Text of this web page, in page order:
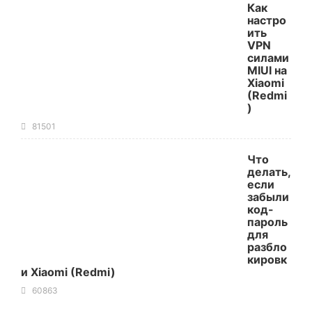
Как
настро
ить
VPN
силами
MIUI на
Xiaomi
(Redmi
)
81501
Что
делать,
если
забыли
код-
пароль
для
разбло
кировк
и Xiaomi (Redmi)
60863